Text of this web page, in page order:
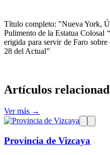
Título completo: "Nueva York,
Pulimento de la Estatua Colosal
erigida para servir de Faro
28 del Actual”
Artículos
Ver más →
Provincia de Vizcaya